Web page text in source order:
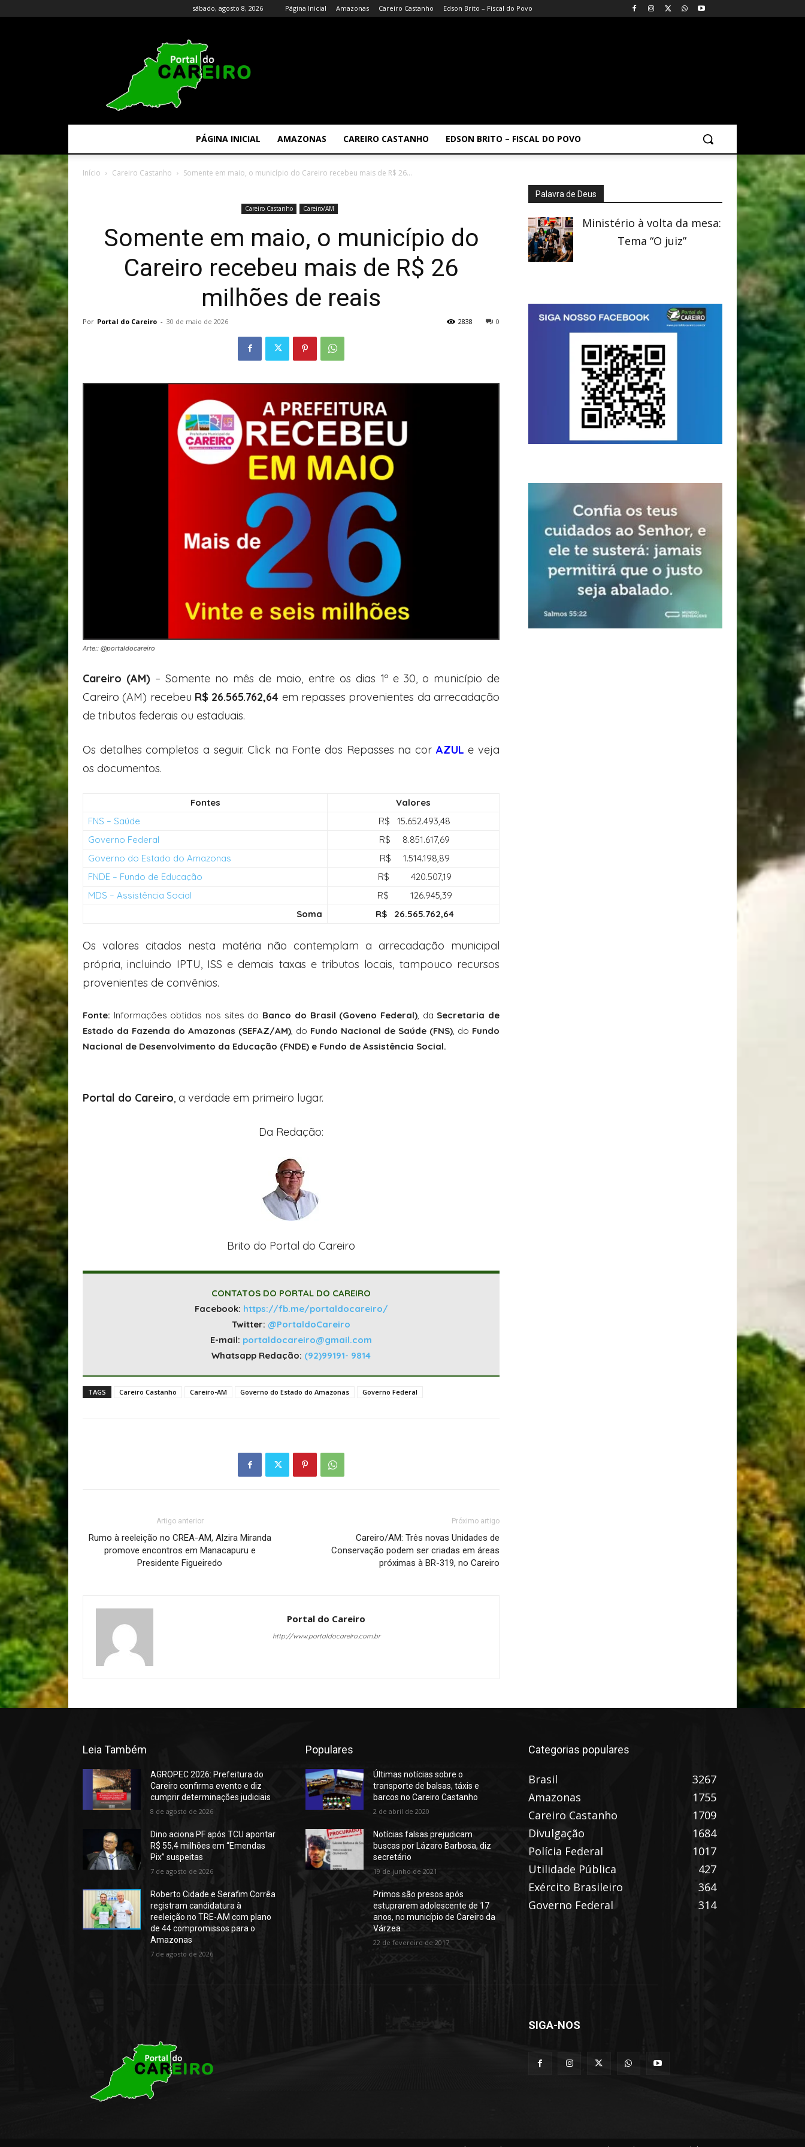
sábado, agosto 8, 2026 Página Inicial Amazonas Careiro Castanho Edson Brito – Fiscal do Povo
PÁGINA INICIAL AMAZONAS CAREIRO CASTANHO EDSON BRITO – FISCAL DO POVO
Início Careiro Castanho Somente em maio, o município do Careiro recebeu mais de R$ 26...
Careiro Castanho Careiro/AM
Somente em maio, o município do
Careiro recebeu mais de R$ 26
milhões de reais
Por Portal do Careiro - 30 de maio de 2026 0
2838
Arte:: @portaldocareiro
Careiro (AM) – Somente no mês de maio, entre os dias 1º e 30, o município de
Careiro (AM) recebeu R$ 26.565.762,64 em repasses provenientes da arrecadação
de tributos federais ou estaduais.
Os detalhes completos a seguir. Click na Fonte dos Repasses na cor AZUL e veja
os documentos.
Fontes
Valores
FNS – Saúde
R$ 15.652.493,48
Governo Federal
R$ 8.851.617,69
Governo do Estado do Amazonas
R$ 1.514.198,89
FNDE – Fundo de Educação
R$ 420.507,19
MDS – Assistência Social
R$ 126.945,39
Soma
R$ 26.565.762,64
Os valores citados nesta matéria não contemplam a arrecadação municipal
própria, incluindo IPTU, ISS e demais taxas e tributos locais, tampouco recursos
provenientes de convênios.
Fonte: Informações obtidas nos sites do Banco do Brasil (Goveno Federal), da Secretaria de
Estado da Fazenda do Amazonas (SEFAZ/AM), do Fundo Nacional de Saúde (FNS), do Fundo
Nacional de Desenvolvimento da Educação (FNDE) e Fundo de Assistência Social.
Portal do Careiro, a verdade em primeiro lugar.
Da Redação:
Brito do Portal do Careiro
CONTATOS DO PORTAL DO CAREIRO
Facebook: https://fb.me/portaldocareiro/
Twitter: @PortaldoCareiro
E-mail: portaldocareiro@gmail.com
Whatsapp Redação: (92)99191- 9814
TAGS Careiro Castanho Careiro-AM Governo do Estado do Amazonas Governo Federal
Artigo anterior
Rumo à reeleição no CREA-AM, Alzira Miranda
promove encontros em Manacapuru e
Presidente Figueiredo
Próximo artigo
Careiro/AM: Três novas Unidades de
Conservação podem ser criadas em áreas
próximas à BR-319, no Careiro
Portal do Careiro
http://www.portaldocareiro.com.br
Palavra de Deus
Ministério à volta da mesa:
Tema “O juiz”
Leia Também
AGROPEC 2026: Prefeitura do
Careiro confirma evento e diz
cumprir determinações judiciais
8 de agosto de 2026
Dino aciona PF após TCU apontar
R$ 55,4 milhões em “Emendas
Pix” suspeitas
7 de agosto de 2026
Roberto Cidade e Serafim Corrêa
registram candidatura à
reeleição no TRE-AM com plano
de 44 compromissos para o
Amazonas
7 de agosto de 2026
Populares
Últimas notícias sobre o
transporte de balsas, táxis e
barcos no Careiro Castanho
2 de abril de 2020
Notícias falsas prejudicam
buscas por Lázaro Barbosa, diz
secretário
19 de junho de 2021
Primos são presos após
estuprarem adolescente de 17
anos, no município de Careiro da
Várzea
22 de fevereiro de 2017
Categorias populares
Brasil
3267
Amazonas
1755
Careiro Castanho
1709
Divulgação
1684
Polícia Federal
1017
Utilidade Pública
427
Exército Brasileiro
364
Governo Federal
314
SIGA-NOS